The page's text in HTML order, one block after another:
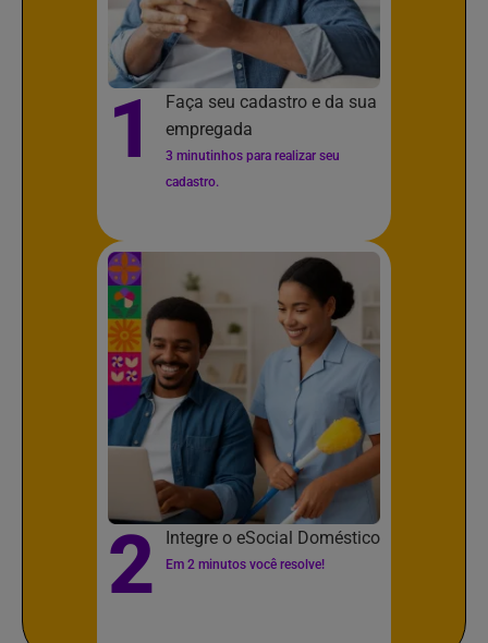
1
Faça seu cadastro e da sua
empregada
3 minutinhos para realizar seu
cadastro.
2 Integre o eSocial Doméstico
Em 2 minutos você resolve!